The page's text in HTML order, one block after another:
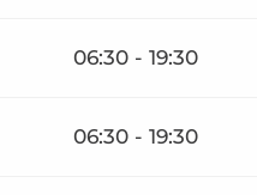
06:30 - 19:30
06:30 - 19:30